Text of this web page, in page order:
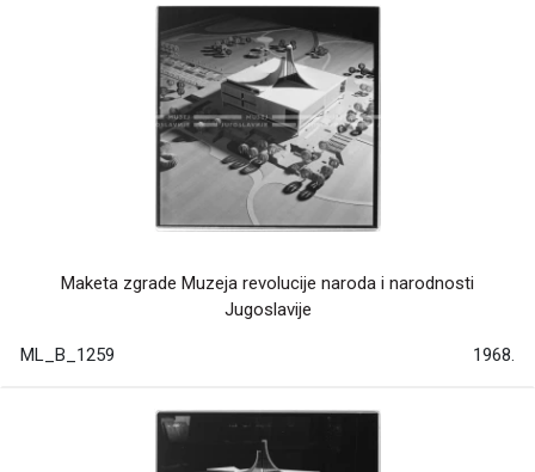
Maketa zgrade Muzeja revolucije naroda i narodnosti
Jugoslavije
ML_B_1259 1968.